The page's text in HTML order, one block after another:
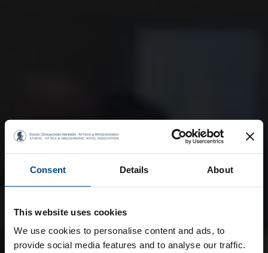
Consent Details About
This website uses cookies
We use cookies to personalise content and ads, to
provide social media features and to analyse our traffic.